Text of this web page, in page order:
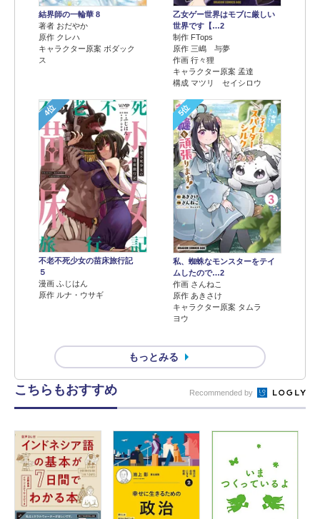
結界師の一輪華 8
著者 おだやか
原作 クレハ
キャラクター原案 ボダック
ス
乙女ゲー世界はモブに厳しい
世界です【…2
制作 FTops
原作 三嶋 与夢
作画 行々狸
キャラクター原案 孟達
構成 マツリ セイシロウ
4位
不老不死少女の苗床旅行記
５
漫画 ふじはん
原作 ルナ・ウサギ
5位
私、蜘蛛なモンスターをテイ
ムしたので…2
作画 さんねこ
原作 あきさけ
キャラクター原案 タムラ
ヨウ
もっとみる
こちらもおすすめ Recommended by